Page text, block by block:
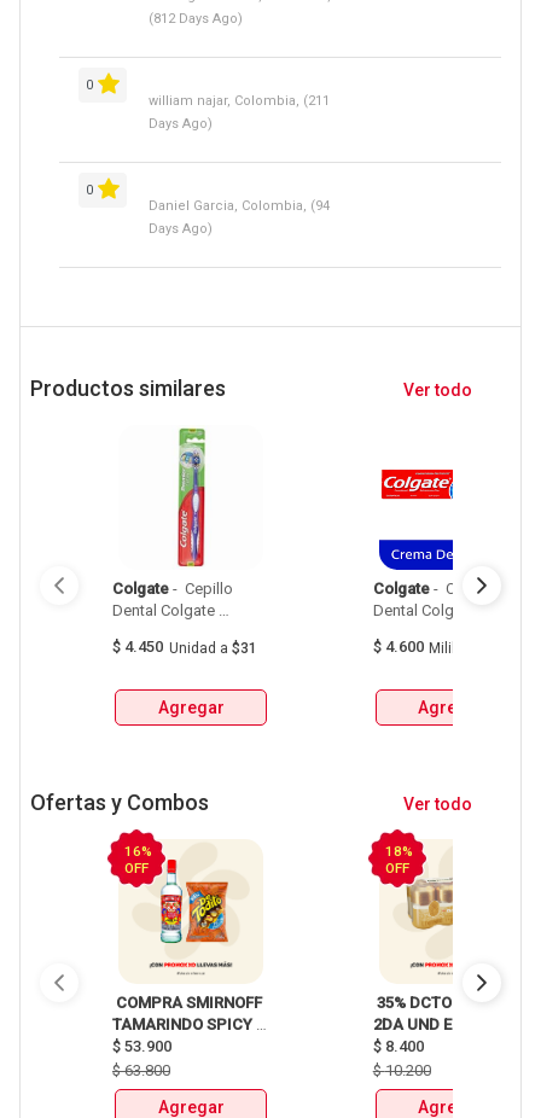
(812 Days Ago)
0
william najar, Colombia, (211
Days Ago)
0
Daniel Garcia, Colombia, (94
Days Ago)
Productos similares Ver todo
Colgate - Cepillo
Dental Colgate
$ 4.450 Unidad a $31
Agregar
Colgate - Crema
Dental Colgate Triple
$ 4.600 Mililitro
Agregar
Ofertas y Combos Ver todo
16%
OFF
COMPRA SMIRNOFF
TAMARINDO SPICY
X750ml Y LLEVATE
DETODITO 165GR o
150GR
$ 53.900
$63.800
Agregar
18%
OFF
35% DCTO EN LA
2DA UND EN
CERVEZA CLUB
COLOMBIA LATA
X330ml
$ 8.400
$10.200
Agregar